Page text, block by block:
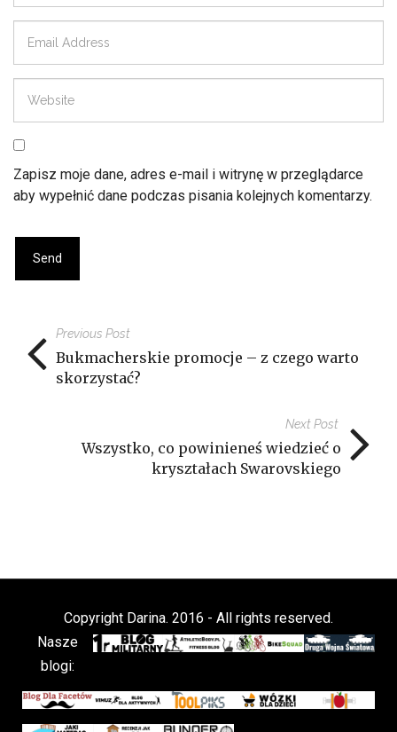
Zapisz moje dane, adres e-mail i witrynę w przeglądarce
aby wypełnić dane podczas pisania kolejnych komentarzy.
Previous Post
Bukmacherskie promocje – z czego warto
skorzystać?
Next Post
Wszystko, co powinieneś wiedzieć o
kryształach Swarovskiego
Copyright Darina. 2016 - All rights reserved.
Nasze
blogi: